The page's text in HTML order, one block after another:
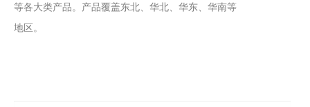
等各大类产品。产品覆盖东北、华北、华东、华南等
地区。